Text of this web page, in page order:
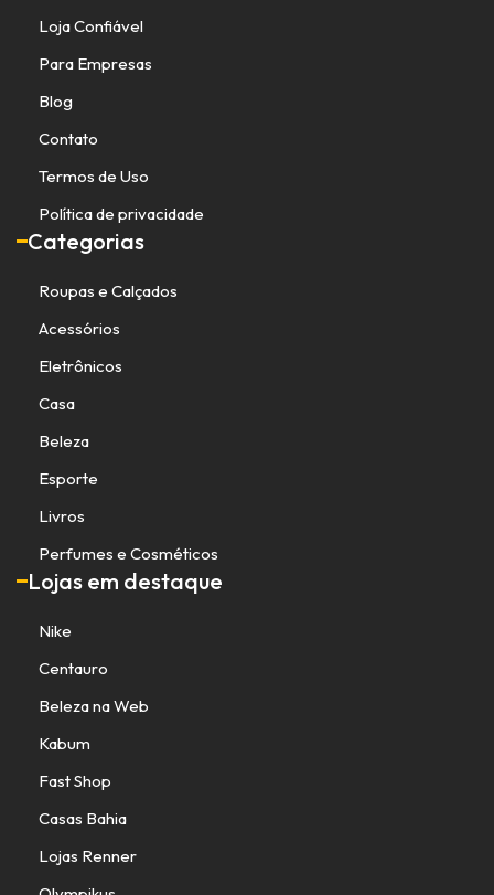
Loja Confiável
Para Empresas
Blog
Contato
Termos de Uso
Política de privacidade
Categorias
Roupas e Calçados
Acessórios
Eletrônicos
Casa
Beleza
Esporte
Livros
Perfumes e Cosméticos
Lojas em destaque
Nike
Centauro
Beleza na Web
Kabum
Fast Shop
Casas Bahia
Lojas Renner